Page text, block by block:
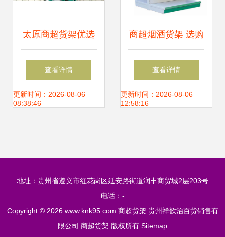
太原商超货架优选
迪雀美家俱，厂家
直销打造高效空间
查看详情
更新时间：2026-08-06
08:38:46
商超烟酒货架 选购
指南、价格因素与
供应解决方案（第
查看详情
更新时间：2026-08-06
12:58:16
地址：贵州省遵义市红花岗区延安路街道润丰商贸城2层203号
电话：-
Copyright © 2026 www.knk95.com 商超货架 贵州祥歆治百货销售有
限公司 商超货架 版权所有 Sitemap